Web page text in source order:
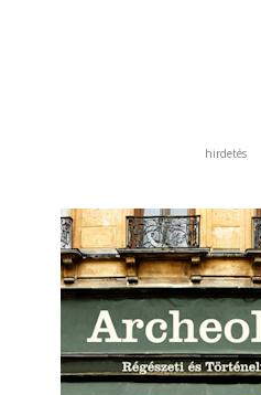
hirdetés